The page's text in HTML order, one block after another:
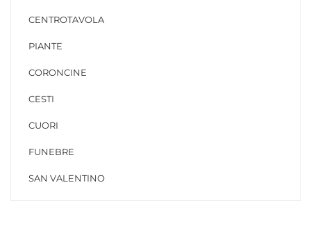
CENTROTAVOLA
PIANTE
CORONCINE
CESTI
CUORI
FUNEBRE
SAN VALENTINO